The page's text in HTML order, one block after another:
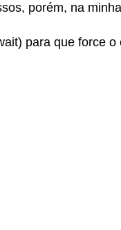
porém, na
para que force o